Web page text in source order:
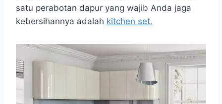
satu perabotan dapur yang wajib Anda jaga
kebersihannya adalah kitchen set.